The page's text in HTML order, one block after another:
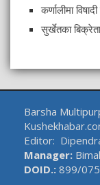
कर्णालीमा
सुर्खेतका
Barsha
Editor:
Manager:
DOID.: 899/